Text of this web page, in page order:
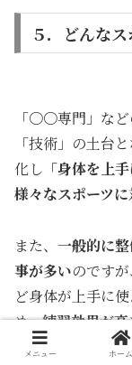
５．どんな
「〇〇専門」な
「技術」の土台
化し 「身体を上手
様々なスポーツ
また、 一般的に
事が多いのです
ど身体が上手に
め、練習効果が
のご来院をオスス
メニュー ホーム